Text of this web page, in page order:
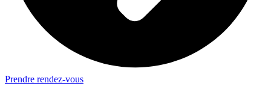
Prendre rendez-vous